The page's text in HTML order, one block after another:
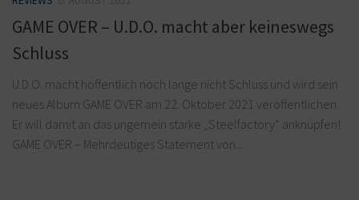
GAME OVER – U.D.O. macht aber keineswegs
Schluss
U.D.O. macht hoffentlich noch lange nicht Schluss und wird sein
neues Album GAME OVER am 22. Oktober 2021 veröffentlichen.
Er will damit an das ungemein starke „Steelfactory“ anknüpfen!
GAME OVER – Mehrdeutiges Statement von...